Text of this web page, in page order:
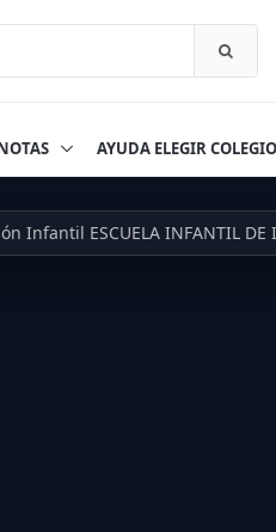
AYUDA ELEGIR COLEGIO
Infantil ESCUELA INFANTIL DE